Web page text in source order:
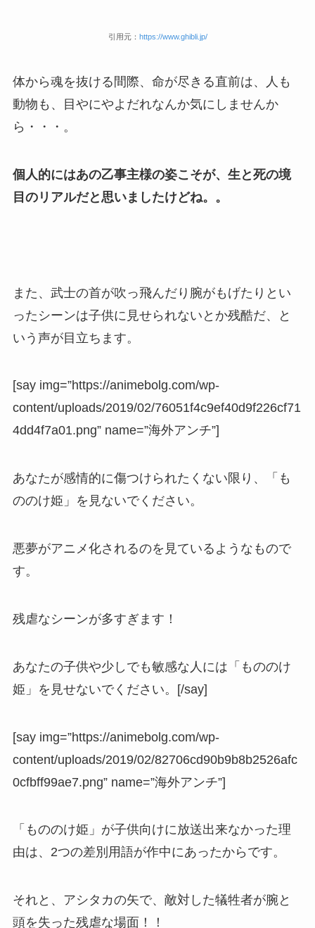
引用元： https://www.ghibli.jp/
体から魂を抜ける間際、命が尽きる直前は、人も
動物も、目やにやよだれなんか気にしませんか
ら・・・。
個人的にはあの乙事主様の姿こそが、生と死の境
目のリアルだと思いましたけどね。。
また、武士の首が吹っ飛んだり腕がもげたりとい
ったシーンは子供に見せられないとか残酷だ、と
いう声が目立ちます。
[say img=”https://animebolg.com/wp-
content/uploads/2019/02/76051f4c9ef40d9f226cf71
4dd4f7a01.png” name=”海外アンチ”]
あなたが感情的に傷つけられたくない限り、「も
ののけ姫」を見ないでください。
悪夢がアニメ化されるのを見ているようなもので
す。
残虐なシーンが多すぎます！
あなたの子供や少しでも敏感な人には「もののけ
姫」を見せないでください。 [/say]
[say img=”https://animebolg.com/wp-
content/uploads/2019/02/82706cd90b9b8b2526afc
0cfbff99ae7.png” name=”海外アンチ”]
「もののけ姫」が子供向けに放送出来なかった理
由は、2つの差別用語が作中にあったからです。
それと、アシタカの矢で、敵対した犠牲者が腕と
頭を失った残虐な場面！！